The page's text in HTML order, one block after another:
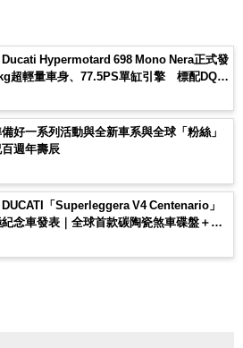
Ducati Hypermotard 698 Mono Nera正式發
超輕量車身、77.5PS單缸引擎 標配DQS
好一系列活動與全新車系與全球「粉絲」
週年壽辰
DUCATI「Superleggera V4 Centenario」
紀念車發表｜全球首款碳陶瓷煞車碟盤＋碳